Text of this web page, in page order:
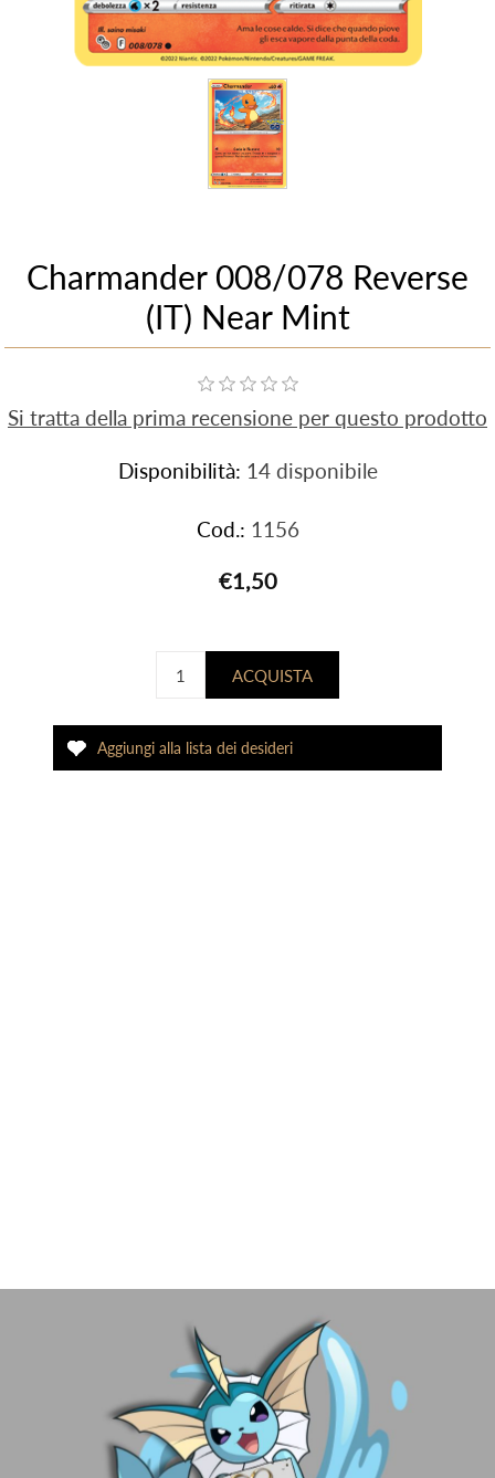
Charmander 008/078 Reverse
(IT) Near Mint
Si tratta della prima recensione per questo prodotto
Disponibilità: 14 disponibile
Cod.: 1156
€1,50